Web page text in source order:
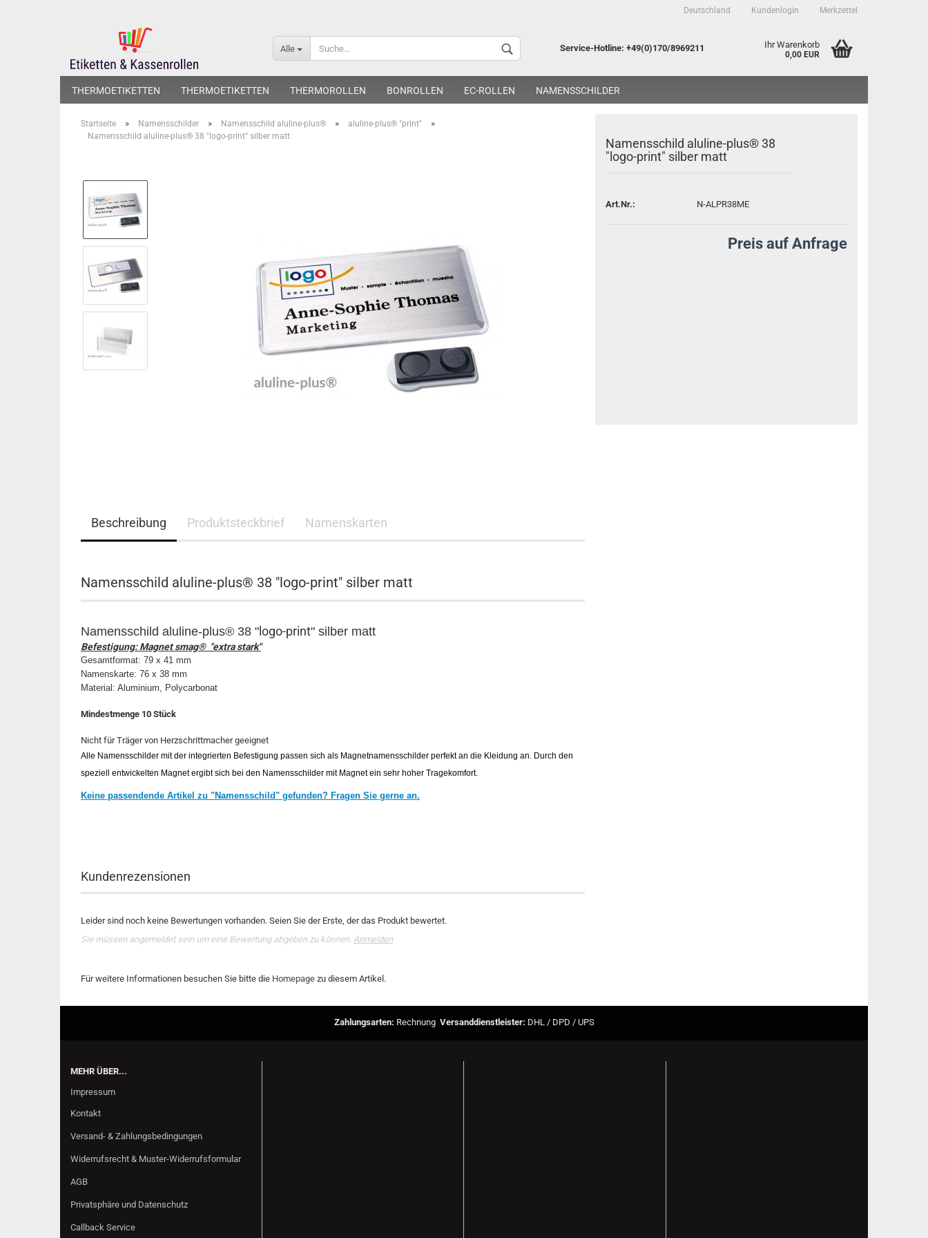
Deutschland Kundenlogin
Konto erstellen
Merkzettel
Alle Service-Hotline: +49(0)170/8969211 Ihr Warenkorb
0,00 EUR
THERMOETIKETTEN THERMOETIKETTEN THERMOROLLEN BONROLLEN EC-ROLLEN NAMENSSCHILDER
Startseite » Namensschilder » Namensschild aluline-plus® » aluline-plus® "print" »
Namensschild aluline-plus® 38 "logo-print" silber matt
Namensschild aluline-plus® 38
"logo-print" silber matt
Art.Nr.: N-ALPR38ME
Preis auf Anfrage
Beschreibung Produktsteckbrief Namenskarten
Namensschild aluline-plus® 38 "logo-print" silber matt
Namensschild aluline-plus® 38 " logo-print" silber matt
Befestigung: Magnet smag® "extra stark"
Gesamtformat: 79 x 41 mm
Namenskarte: 76 x 38 mm
Material: Aluminium, Polycarbonat
Mindestmenge 10 Stück
Nicht für Träger von Herzschrittmacher geeignet
Alle Namensschilder mit der integrierten Befestigung passen sich als Magnetnamensschilder perfekt an die Kleidung an. Durch den
speziell entwickelten Magnet ergibt sich bei den Namensschilder mit Magnet ein sehr hoher Tragekomfort.
Keine passendende Artikel zu "Namensschild" gefunden? Fragen Sie gerne an.
Kundenrezensionen
Leider sind noch keine Bewertungen vorhanden. Seien Sie der Erste, der das Produkt bewertet.
Sie müssen angemeldet sein um eine Bewertung abgeben zu können. Anmelden
Für weitere Informationen besuchen Sie bitte die Homepage zu diesem Artikel.
Zahlungsarten: Rechnung Versanddienstleister: DHL / DPD / UPS
MEHR ÜBER...
Impressum
Kontakt
Versand- & Zahlungsbedingungen
Widerrufsrecht & Muster-Widerrufsformular
AGB
Privatsphäre und Datenschutz
Callback Service